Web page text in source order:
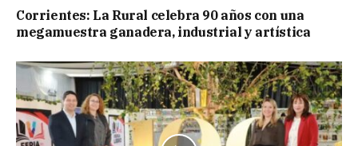
Corrientes: La Rural celebra 90 años con una
megamuestra ganadera, industrial y artística